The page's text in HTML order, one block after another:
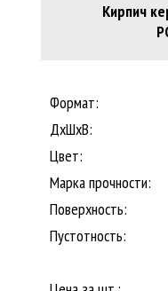
Кирпич
Формат:
ДхШхВ:
Цвет:
Марка прочности:
Поверхность:
Пустотность: